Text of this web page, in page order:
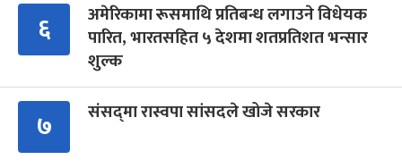
६
अमेरिकामा रूसमाथि प्रतिबन्ध लगाउने विधेयक
पारित, भारतसहित ५ देशमा शतप्रतिशत भन्सार
शुल्क
७ संसद्‍मा रास्वपा सांसदले खोजे सरकार